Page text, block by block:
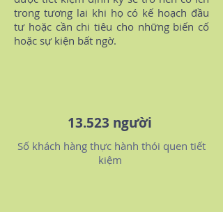
trong tương lai khi họ có kế hoạch đầu
tư hoặc cần chi tiêu cho những biến cố
hoặc sự kiện bất ngờ.
13.523 người
Số khách hàng thực hành thói quen tiết
kiệm